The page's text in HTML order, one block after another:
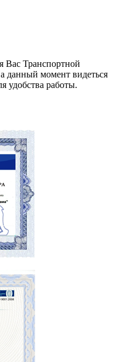
Вас Транспортной
момент видеться
удобства работы.